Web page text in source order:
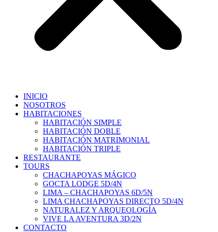
INICIO
NOSOTROS
HABITACIONES
HABITACIÓN SIMPLE
HABITACIÓN DOBLE
HABITACIÓN MATRIMONIAL
HABITACIÓN TRIPLE
RESTAURANTE
TOURS
CHACHAPOYAS MÁGICO
GOCTA LODGE 5D/4N
LIMA – CHACHAPOYAS 6D/5N
LIMA CHACHAPOYAS DIRECTO 5D/4N
NATURALEZ Y ARQUEOLOGÍA
VIVE LA AVENTURA 3D/2N
CONTACTO